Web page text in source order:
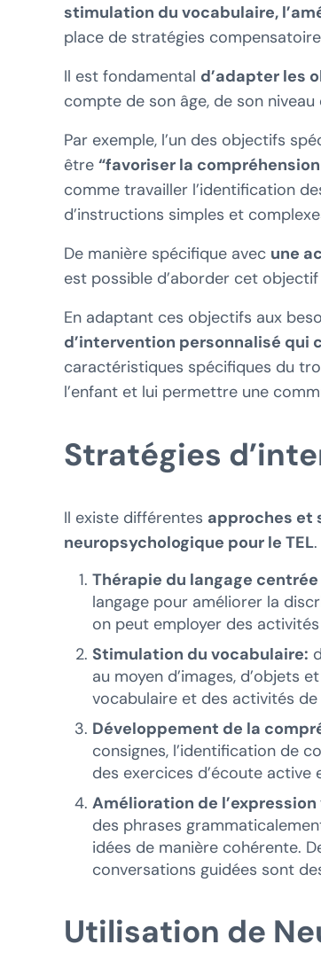
stimulation du vocabulaire,
place de stratégies
Il est fondamental d’adapter les
compte de son âge, de son
Par exemple, l’un des objectifs
être “favoriser la
comme travailler l’identification
d’instructions simples et
De manière spécifique avec une
est possible d’aborder cet
En adaptant ces objectifs aux
d’intervention personnalisé qui
caractéristiques spécifiques du
l’enfant et lui permettre une
Stratégies
Il existe différentes approches et
neuropsychologique pour le TEL
Thérapie du langage
langage pour améliorer la
on peut employer des
Stimulation du vocabulaire:
au moyen d’images, d’objets
vocabulaire et des activités
Développement de la
consignes, l’identification de
des exercices d’écoute
Amélioration de
des phrases
idées de manière cohérente.
conversations guidées sont
Utilisation de